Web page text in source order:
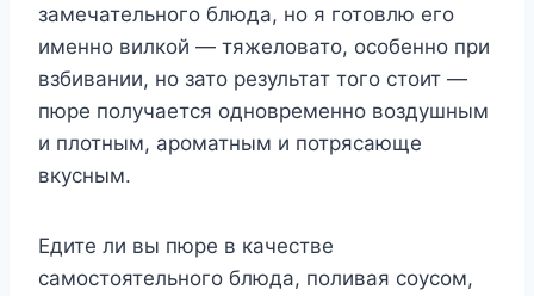
замечательного блюда, но я готовлю его
именно вилкой — тяжеловато, особенно при
взбивании, но зато результат того стоит —
пюре получается одновременно воздушным
и плотным, ароматным и потрясающе
вкусным.
Едите ли вы пюре в качестве
самостоятельного блюда, поливая соусом,